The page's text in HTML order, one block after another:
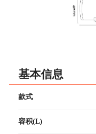
基本信息
款式
容积(L)